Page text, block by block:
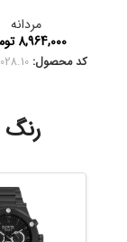
مردانه
8,964,000
کد محصول:
رنگ